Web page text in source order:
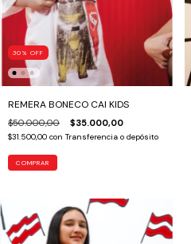
30 % OFF
REMERA BONECO CAI KIDS
$50.000,00 $35.000,00
$31.500,00 con Transferencia o depósito
COMPRAR